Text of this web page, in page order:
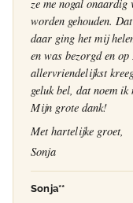
ze me nogal
worden gehouden.
daar ging het mij
en was bezorgd en
allervriendelijkst
geluk bel, dat noem ik
Mijn grote dank!
Met hartelijke groet,
Sonja
Sonja**